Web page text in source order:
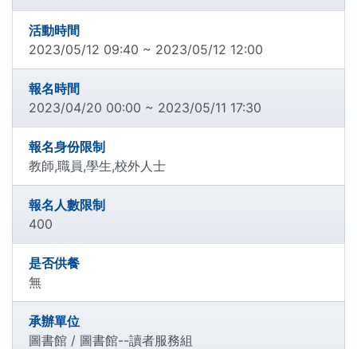
活動時間
2023/05/12 09:40 ~ 2023/05/12 12:00
報名時間
2023/04/20 00:00 ~ 2023/05/11 17:30
報名身份限制
教師,職員,學生,校外人士
報名人數限制
400
是否供餐
無
承辦單位
圖書館 / 圖書館--讀者服務組